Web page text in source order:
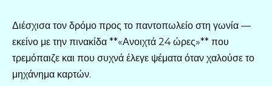
Διέσχισα τον δρόμο προς το παντοπωλείο στη γωνία —
εκείνο με την πινακίδα **«Ανοιχτά 24 ώρες»** που
τρεμόπαιζε και που συχνά έλεγε ψέματα όταν χαλούσε το
μηχάνημα καρτών.